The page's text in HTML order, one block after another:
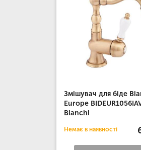
Змішувач для біде
Europe
Bianchi
Немає в наявності